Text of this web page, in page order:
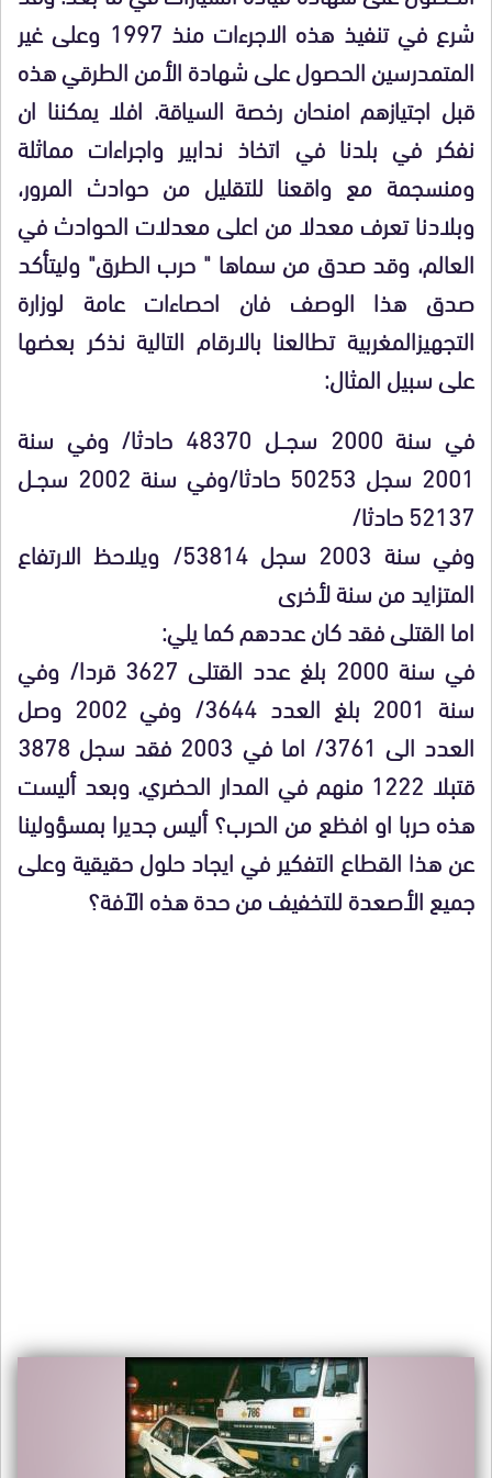
شرع في تنفيذ هذه الاجرءات منذ 1997 وعلى غير
المتمدرسين الحصول على شهادة الأمن الطرقي هذه
قبل اجتيازهم امنحان رخصة السياقة. افلا يمكننا ان
نفكر في بلدنا في اتخاذ ندابير واجراءات مماثلة
ومنسجمة مع واقعنا للتقليل من حوادث المرور،
وبلادنا تعرف معدلا من اعلى معدلات الحوادث في
العالم، وقد صدق من سماها " حرب الطرق" وليتأكد
صدق هذا الوصف فان احصاءات عامة لوزارة
التجهيزالمغربية تطالعنا بالارقام التالية نذكر بعضها
على سبيل المثال:
في سنة 2000 سجـــل 48370 حادثا/ وفي سنة
2001 سجل 50253 حادثا/وفي سنة 2002 سجــل
52137 حادثا/
وفي سنة 2003 سجل 53814/ ويلاحظ الارتفاع
المتزايد من سنة لأخرى
اما القتلى فقد كان عددهم كما يلي:
في سنة 2000 بلغ عدد القتلى 3627 قردا/ وفي
سنة 2001 بلغ العدد 3644/ وفي 2002 وصل
العدد الى 3761/ اما في 2003 فقد سجل 3878
قتبلا 1222 منهم في المدار الحضري. وبعد أليست
هذه حربا او افظع من الحرب؟ أليس جديرا بمسؤولينا
عن هذا القطاع التفكير في ايجاد حلول حقيقية وعلى
جميع الأصعدة للتخفيف من حدة هذه الآفة؟